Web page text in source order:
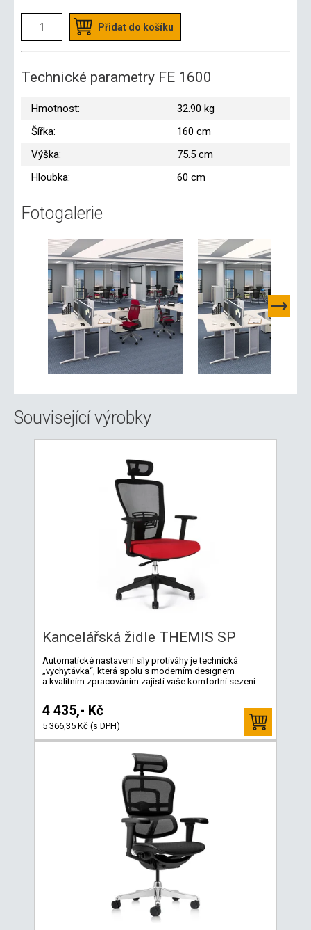
Přidat do košíku
Technické parametry FE 1600
Hmotnost:
32.90 kg
Šířka:
160 cm
Výška:
75.5 cm
Hloubka:
60 cm
Fotogalerie
Související výrobky
Kancelářská židle THEMIS SP
Automatické nastavení síly protiváhy je technická
„vychytávka“, která spolu s moderním designem
a kvalitním zpracováním zajistí vaše komfortní sezení.
4 435,- Kč
5 366,35 Kč (s DPH)